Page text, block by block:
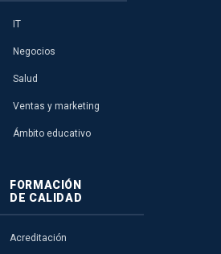
IT
Negocios
Salud
Ventas y marketing
Ámbito educativo
FORMACIÓN
DE CALIDAD
Acreditación